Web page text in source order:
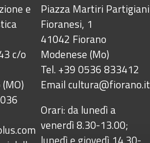
e
c/o
Piazza Martiri Partigiani
Fioranesi, 1
41042 Fiorano
Modenese (Mo)
Tel. +39 0536 833412
Email cultura@fiorano.it
Orari: da lunedì a
venerdì 8.30-13.00;
lunedì e giovedì 14.30-